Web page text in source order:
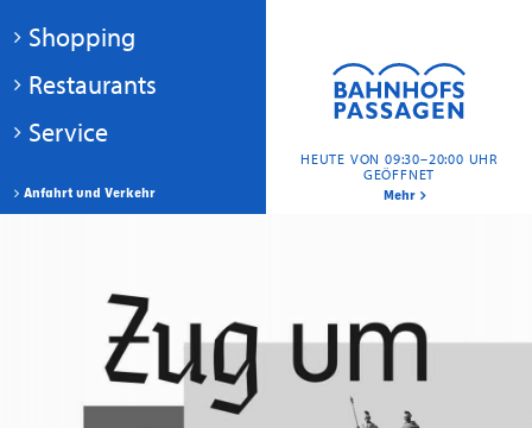
HEUTE VON 09:30–20:00 UHR
GEÖFFNET
Mehr
Anfahrt und Verkehr
Shopping
Restaurants
Service